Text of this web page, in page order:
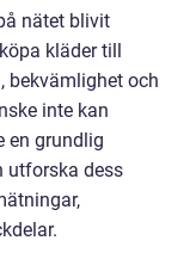
nätet blivit
kläder till
bekvämlighet och
inte kan
en grundlig
utforska dess